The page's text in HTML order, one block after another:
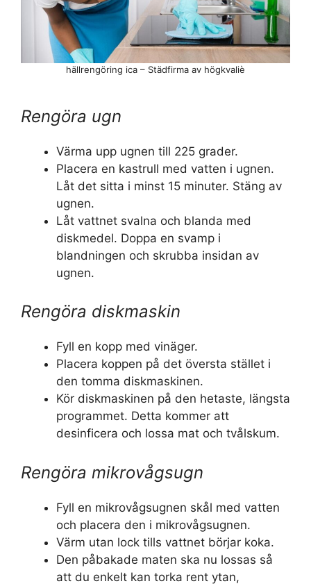
Rengöra ugn
Värma upp ugnen till 225 grader.
Placera en kastrull med vatten i ugnen.
Låt det sitta i minst 15 minuter. Stäng av
ugnen.
Låt vattnet svalna och blanda med
diskmedel. Doppa en svamp i
blandningen och skrubba insidan av
ugnen.
Rengöra diskmaskin
Fyll en kopp med vinäger.
Placera koppen på det översta stället i
den tomma diskmaskinen.
Kör diskmaskinen på den hetaste, längsta
programmet. Detta kommer att
desinficera och lossa mat och tvålskum.
Rengöra mikrovågsugn
Fyll en mikrovågsugnen skål med vatten
och placera den i mikrovågsugnen.
Värm utan lock tills vattnet börjar koka.
Den påbakade maten ska nu lossas så
att du enkelt kan torka rent ytan,
hällrengöring ica – Städfirma av högkvaliè